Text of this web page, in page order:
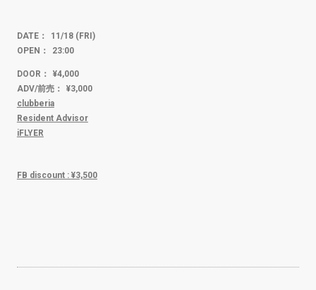
DATE：
11/18 (FRI)
OPEN：
23:00
DOOR：
¥4,000
ADV/前売：
¥3,000
clubberia
Resident Advisor
iFLYER
FB discount : ¥3,500